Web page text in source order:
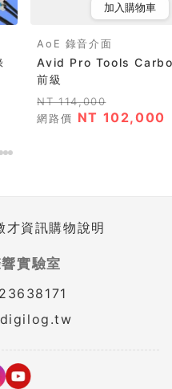
加入購物車
AoE 錄音介面
Avid Pro Tools
前級
NT 114,000
網路價 NT 102,000
才資訊購物說明
實驗室